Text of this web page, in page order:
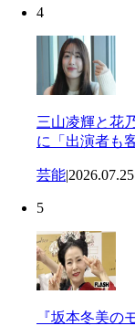
4
三山凌輝と花
に「出演者も
芸能|2026.07.25
5
『坂本冬美の